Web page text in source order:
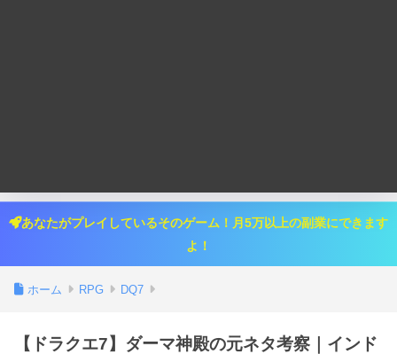
あなたがプレイしているそのゲーム！月5万以上の副業にできます
よ！
ホーム RPG DQ7
【ドラクエ7】ダーマ神殿の元ネタ考察｜インド